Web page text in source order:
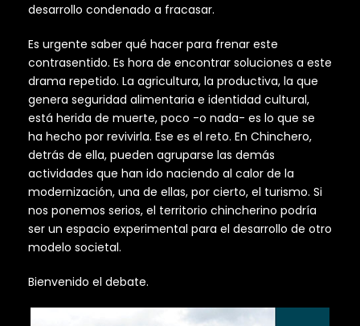
desarrollo condenado a fracasar.
Es urgente saber qué hacer para frenar este
contrasentido. Es hora de encontrar soluciones a este
drama repetido. La agricultura, la productiva, la que
genera seguridad alimentaria e identidad cultural,
está herida de muerte, poco -o nada- es lo que se
ha hecho por revivirla. Ese es el reto. En Chinchero,
detrás de ella, pueden agruparse las demás
actividades que han ido naciendo al calor de la
modernización, una de ellas, por cierto, el turismo. Si
nos ponemos serios, el territorio chincherino podría
ser un espacio experimental para el desarrollo de otro
modelo societal.
Bienvenido el debate.